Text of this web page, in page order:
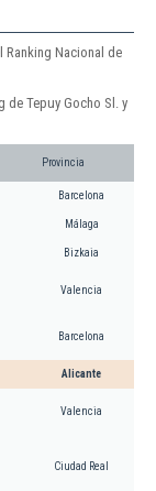
Ranking Nacional de
Tepuy Gocho Sl. y
Provincia
Barcelona
Málaga
Bizkaia
Valencia
Barcelona
Alicante
Valencia
Ciudad Real